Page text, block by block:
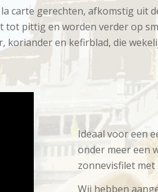
carte gerechten, afkomstig uit
tot pittig en worden verder op
koriander en kefirblad, die
Ideaal voor een
onder meer een
zonnevisfilet
Wij hebben